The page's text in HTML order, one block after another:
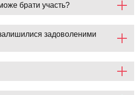
брати участь?
задоволеними